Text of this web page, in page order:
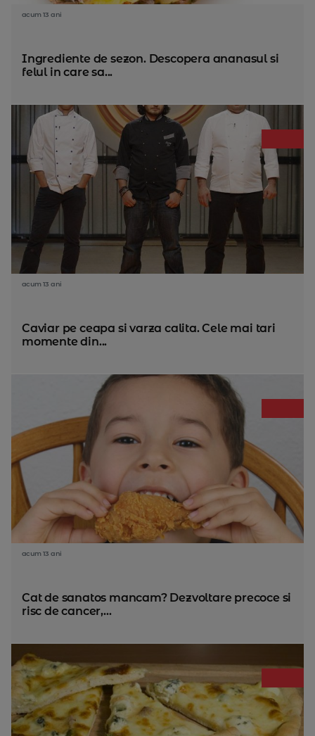
acum 13 ani
Ingrediente de sezon. Descopera ananasul si
felul in care sa...
acum 13 ani
Caviar pe ceapa si varza calita. Cele mai tari
momente din...
acum 13 ani
Cat de sanatos mancam? Dezvoltare precoce si
risc de cancer,...